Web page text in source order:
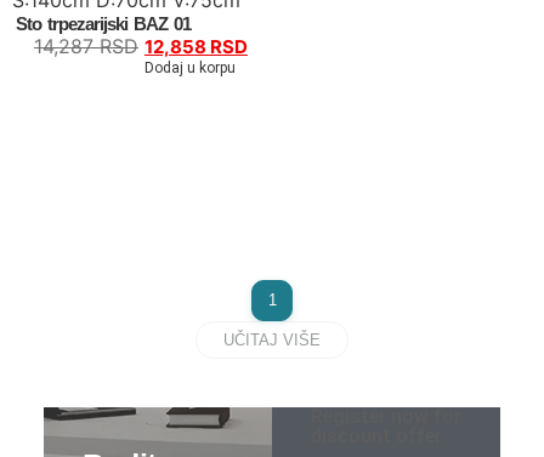
Sto trpezarijski BAZ 01
14,287RSD 12,858 RSD
Dodaj u korpu
1
UČITAJ VIŠE
Kompleti
Specijalne ponude